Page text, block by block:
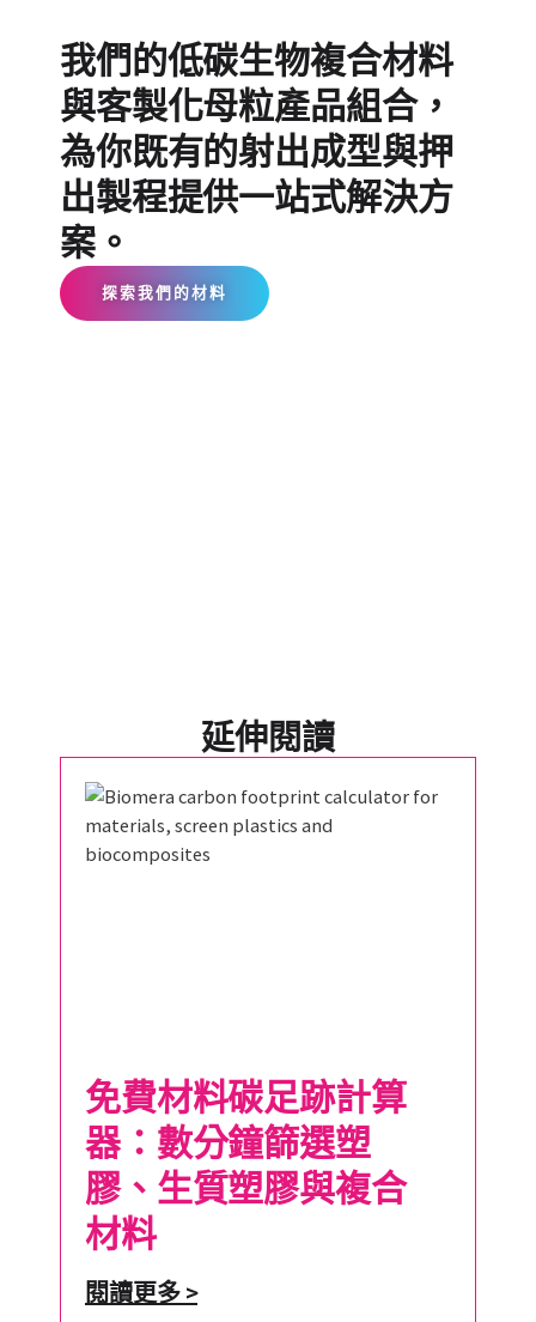
我們的低碳生物複合材料
與客製化母粒產品組合，
為你既有的射出成型與押
出製程提供一站式解決方
案。
探索我們的材料
延伸閱讀
免費材料碳足跡計算
器：數分鐘篩選塑
膠、生質塑膠與複合
材料
閱讀更多 >